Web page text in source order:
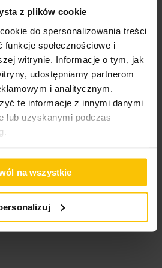
z plików cookie
do spersonalizowania treści
funkcje społecznościowe i
witrynie. Informacje o tym, jak
udostępniamy partnerom
i analitycznym.
te informacje z innymi danymi
lub uzyskanymi podczas
na wszystkie
się w mojej łazience,jakość ich
polecam.